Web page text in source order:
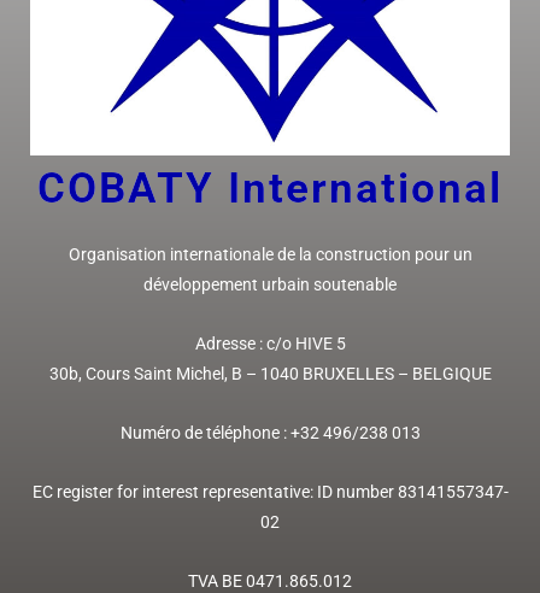
COBATY International
Organisation internationale de la construction pour un
développement urbain soutenable
Adresse :c/o HIVE 5
30b, Cours Saint Michel, B – 1040 BRUXELLES– BELGIQUE
Numéro de téléphone : +32 496/238 013
EC register for interest representative: ID number 83141557347-
02
TVA BE 0471.865.012